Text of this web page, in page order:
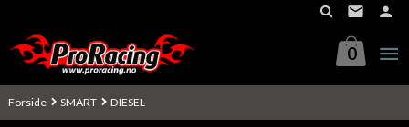
innholdet
0
Forside SMART DIESEL